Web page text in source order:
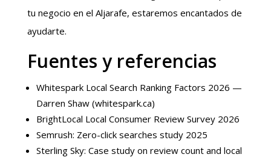
tu negocio en el Aljarafe, estaremos encantados de
ayudarte.
Fuentes y referencias
Whitespark Local Search Ranking Factors 2026 —
Darren Shaw (whitespark.ca)
BrightLocal Local Consumer Review Survey 2026
Semrush: Zero-click searches study 2025
Sterling Sky: Case study on review count and local